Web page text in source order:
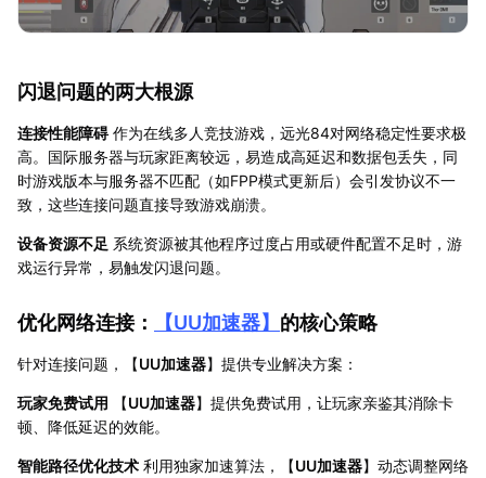
闪退问题的两大根源
连接性能障碍作为在线多人竞技游戏，远光84对网络稳定性要求极
高。国际服务器与玩家距离较远，易造成高延迟和数据包丢失，同
时游戏版本与服务器不匹配（如FPP模式更新后）会引发协议不一
致，这些连接问题直接导致游戏崩溃。
设备资源不足 系统资源被其他程序过度占用或硬件配置不足时，游
戏运行异常，易触发闪退问题。
优化网络连接： 【UU加速器】 的核心策略
针对连接问题，【UU加速器】提供专业解决方案：
玩家免费试用 【UU加速器】提供免费试用，让玩家亲鉴其消除卡
顿、降低延迟的效能。
智能路径优化技术 利用独家加速算法，【UU加速器】动态调整网络